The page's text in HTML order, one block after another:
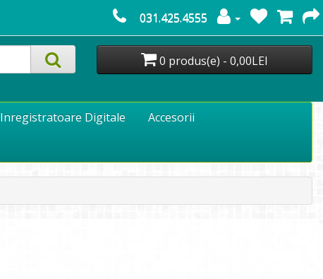
031.425.4555
0 produs(e) - 0,00LEI
Inregistratoare Digitale
Accesorii